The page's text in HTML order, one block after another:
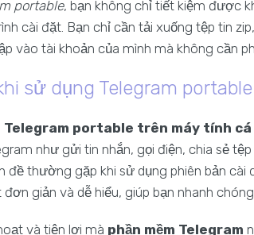
portable, bạn không chỉ tiết kiệm được
cài đặt. Bạn chỉ cần tải xuống tệp tin
vào tài khoản của mình mà không cần
sử dụng Telegram portable
Telegram portable trên máy tính cá
như gửi tin nhắn, gọi điện, chia sẻ
đề thường gặp khi sử dụng phiên bản cài
giản và dễ hiểu, giúp bạn nhanh
và tiện lợi mà phần mềm Telegram